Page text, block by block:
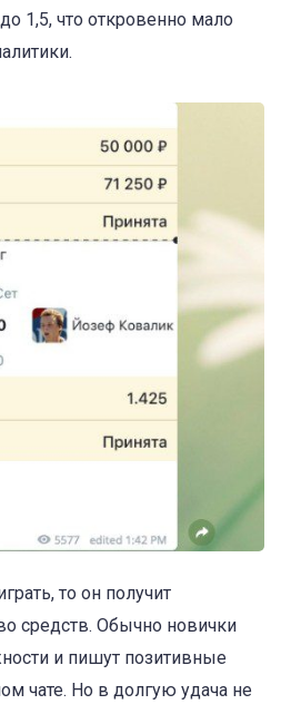
1,5, что откровенно мало
то он получит
средств. Обычно новички
и пишут позитивные
чате. Но в долгую удача не